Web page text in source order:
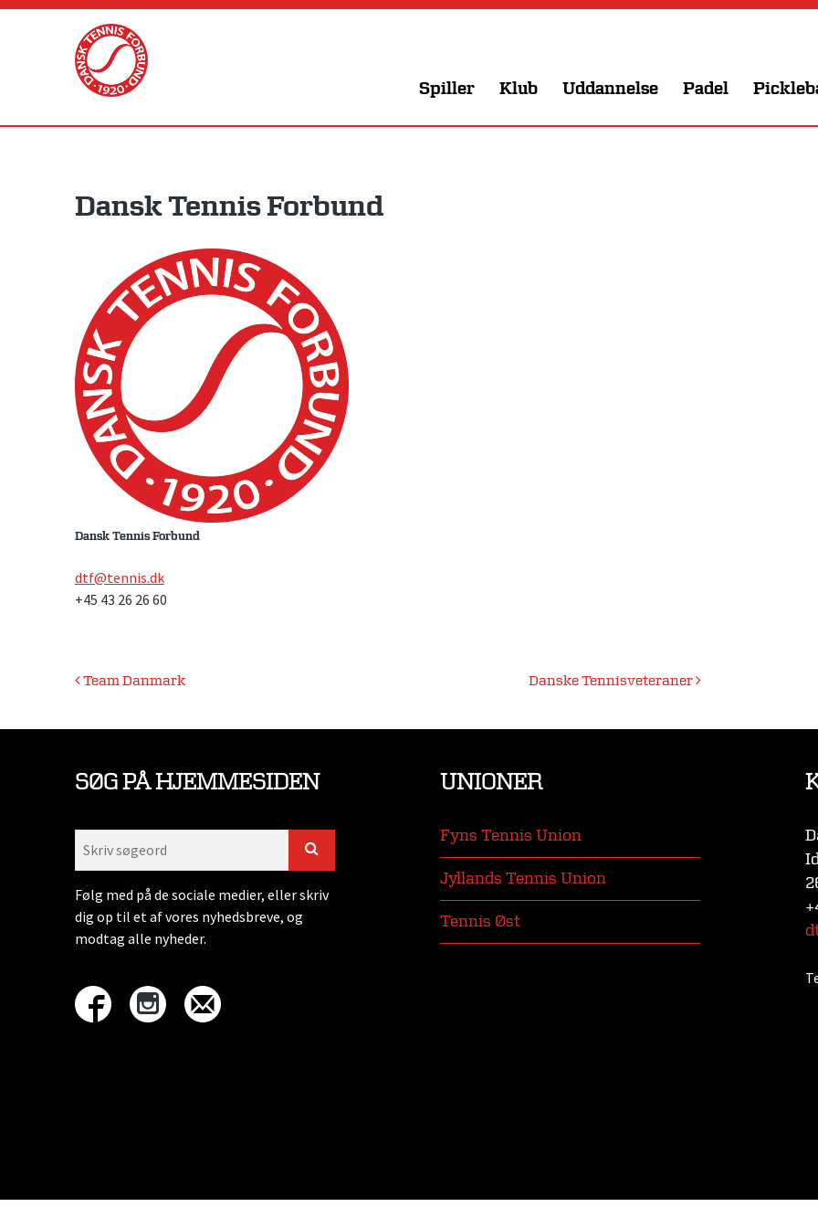
Skip
Spiller Klub Uddannelse Padel
Dansk Tennis Forbund
Dansk Tennis Forbund
dtf@tennis.dk
+45 43 26 26 60
Indlægsnavigation
Team Danmark Danske Tennisveteraner
SØG PÅ HJEMMESIDEN
Følg med på de sociale medier, eller skriv
dig op til et af vores nyhedsbreve, og
modtag alle nyheder.
UNIONER
Fyns Tennis Union
Jyllands Tennis Union
Tennis Øst